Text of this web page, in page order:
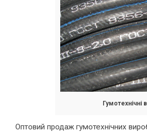
Гумотехнічні
Оптовий продаж гумотехнічних